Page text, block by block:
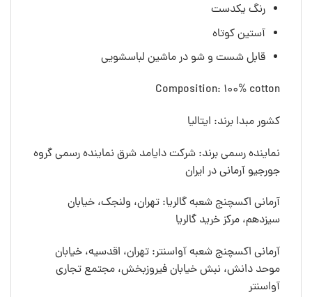
رنگ یکدست
آستین کوتاه
قابل شست و شو در ماشین لباسشویی
Composition: 100% cotton
کشور مبدا برند: ایتالیا
نماینده رسمی برند: شرکت دایامد شرق نماینده رسمی گروه
جورجیو آرمانی در ایران
آرمانی اکسچنج شعبه گالریا: تهران، ولنجک، خیابان
سیزدهم، مرکز خرید گالریا
آرمانی اکسچنج شعبه آواسنتر: تهران، اقدسیه، خیابان
موحد دانش، نبش خیابان فیروزبخش، مجتمع تجاری
آواسنتر